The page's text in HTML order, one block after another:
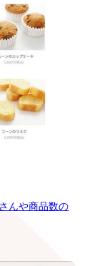
んや商品数の